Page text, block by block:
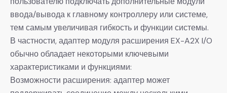
ввода/вывода к главному контроллеру или системе,
тем самым увеличивая гибкость и функции системы.
В частности, адаптер модуля расширения EX-A2X I/O
обычно обладает некоторыми ключевыми
характеристиками и функциями:
Возможности расширения: адаптер может